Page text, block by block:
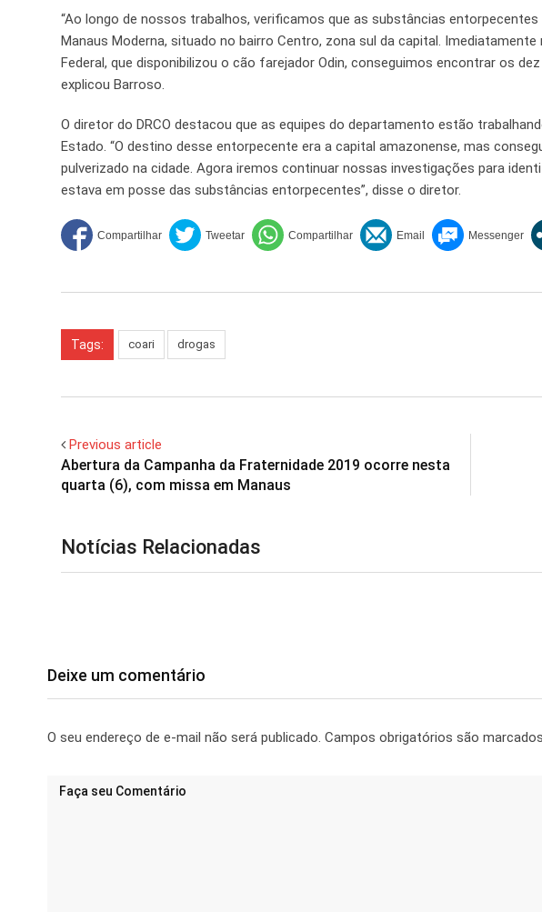
“Ao longo de nossos trabalhos, verificamos que as substâncias
Manaus Moderna, situado no bairro Centro, zona sul da capital.
Federal, que disponibilizou o cão farejador Odin, conseguimos encontrar os
explicou Barroso.
O diretor do DRCO destacou que as equipes do departamento estão
Estado. “O destino desse entorpecente era a capital amazonense, mas
pulverizado na cidade. Agora iremos continuar nossas investigações para
estava em posse das substâncias entorpecentes”, disse o diretor.
Tags: coari drogas
Previous article
Abertura da Campanha da Fraternidade 2019 ocorre nesta
quarta (6), com missa em Manaus
Notícias Relacionadas
Deixe um comentário
O seu endereço de e-mail não será publicado. Campos obrigatórios são